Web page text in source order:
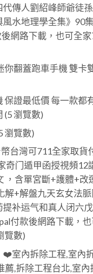
代傳人劉紹峰師爺徒
風水地理學全集》90
網路下載，也可全
你翻蓋跑車手機 雙卡
保證最低價 每一款都
(5 瀏覽數)
瀏覽數)
台灣可711全家取貨
奇门遁甲函授視頻12
，含單宮斷+護體+改
解+解盤九天玄女法
提补运气和真人闭六
付款後網路下載，
覽數)
❤️室內拆除工程,室內
薦,拆除工程台北,室內